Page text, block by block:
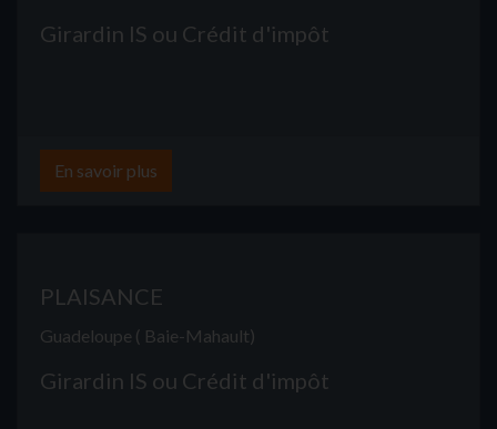
Girardin IS ou Crédit d'impôt
En savoir plus
PLAISANCE
Guadeloupe ( Baie-Mahault)
Girardin IS ou Crédit d'impôt